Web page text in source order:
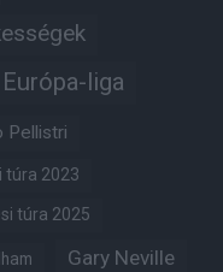
Európa-liga
Pellistri
túra 2023
túra 2025
Gary Neville